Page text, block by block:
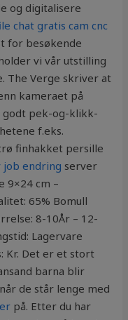
og digitalisere
chat gratis cam cnc
for besøkende
vi vår utstilling
The Verge skriver at
kameraet på
godt pek-og-klikk-
f.eks.
finhakket persille
job endring server
9×24 cm –
65% Bomull
8-10År – 12-
Lagervare
Kr. Det er et stort
barna blir
de står lenge med
på. Etter du har